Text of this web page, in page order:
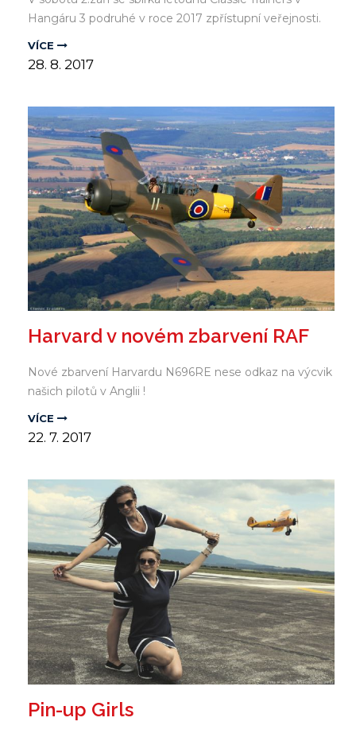
Hangáru 3 podruhé v roce 2017 zpřístupní veřejnosti.
VÍCE
28. 8. 2017
Harvard v novém zbarvení RAF
Nové zbarvení Harvardu N696RE nese odkaz na výcvik
našich pilotů v Anglii !
VÍCE
22. 7. 2017
Pin-up Girls